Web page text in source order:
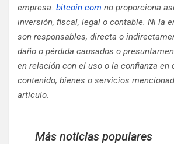
empresa. bitcoin.com no proporciona
inversión, fiscal, legal o contable. Ni la
son responsables, directa o
daño o pérdida causados ​​o
en relación con el uso o la confianza en
contenido, bienes o servicios
artículo.
Más noticias populares